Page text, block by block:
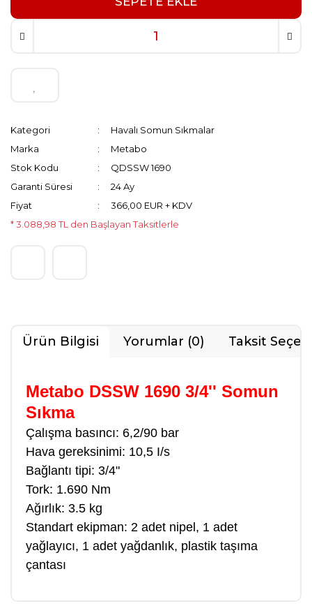
Kategori
Havalı Somun Sıkmalar
Marka
Metabo
Stok Kodu
QDSSW 1690
Garanti Süresi
24 Ay
Fiyat
366,00 EUR + KDV
* 3.088,98 TL den Başlayan Taksitlerle
Ürün Bilgisi Yorumlar (0) Taksit
Metabo DSSW 1690 3/4'' Somun
Sıkma
Çalışma basıncı: 6,2/90 bar
Hava gereksinimi: 10,5 I/s
Bağlantı tipi: 3/4"
Tork: 1.690 Nm
Ağırlık: 3.5 kg
Standart ekipman: 2 adet nipel, 1 adet
yağlayıcı, 1 adet yağdanlık, plastik taşıma
çantası